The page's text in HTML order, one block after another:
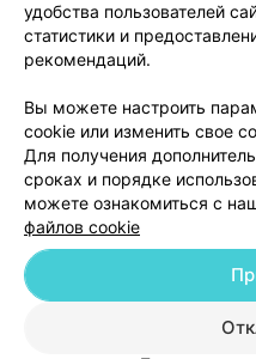
Написать
Обработка
© 2026 ООО «Артокс Лаб», УНП
Служба
удобства пользователей
статистики и
рекомендаций.
Вы можете настроить
cookie или изменить свое
Для получения
сроках и порядке
можете ознакомиться с
файлов cookie